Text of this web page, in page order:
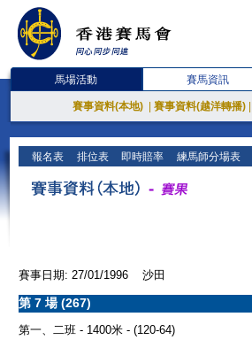
馬場活動 賽馬資訊
賽事資料(本地) 賽事資料(越洋轉播)
報名表 排位表 即時賠率 練馬師分場表
賽事日期: 27/01/1996 沙田
第 7 場 (267)
第一、二班 - 1400米 - (120-64)